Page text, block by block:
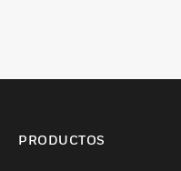
PRODUCTOS